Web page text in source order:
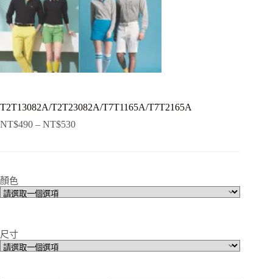
T2T13082A/T2T23082A/T7T1165A/T7T2165A
NT$490 – NT$530
顏色
尺寸